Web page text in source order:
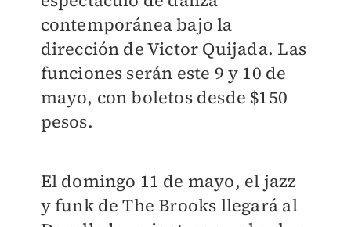
contemporánea bajo la
dirección de Victor Quijada. Las
funciones serán este 9 y 10 de
mayo, con boletos desde $150
pesos.
El domingo 11 de mayo, el jazz
y funk de The Brooks llegará al